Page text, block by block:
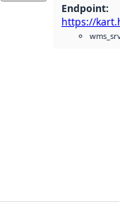
Endpoint: